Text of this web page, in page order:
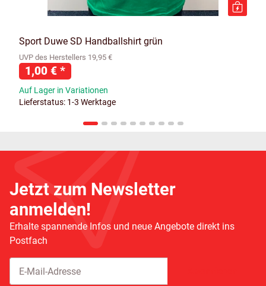
Sport Duwe SD Handballshirt grün
UVP des Herstellers 19,95 €
1,00 € *
Auf Lager in Variationen
Lieferstatus: 1-3 Werktage
Jetzt zum Newsletter
anmelden!
Erhalte spannende Infos und neue Angebote direkt ins
Postfach